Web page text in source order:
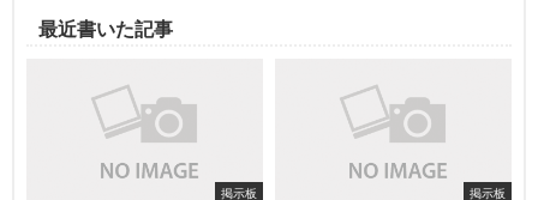
最近書いた記事
掲示板 掲示板